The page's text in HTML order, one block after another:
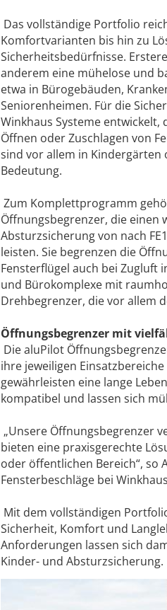
Das vollständige Portfolio
Komfortvarianten bis hin zu
Sicherheitsbedürfnisse.
anderem eine mühelose und
etwa in Bürogebäuden,
Seniorenheimen. Für die
Winkhaus Systeme
Öffnen oder Zuschlagen von
sind vor allem in Kindergärten
Bedeutung.
Zum Komplettprogramm
Öffnungsbegrenzer, die einen
Absturzsicherung von nach
leisten. Sie begrenzen die
Fensterflügel auch bei Zugluft
und Bürokomplexe mit
Drehbegrenzer, die vor allem
Öffnungsbegrenzer mit
Die aluPilot
ihre jeweiligen
gewährleisten eine lange
kompatibel und lassen sich
„Unsere Öffnungsbegrenzer
bieten eine praxisgerechte
oder öffentlichen Bereich“, so
Fensterbeschläge bei
Mit dem vollständigen
Sicherheit, Komfort und
Anforderungen lassen sich
Kinder- und Absturzsicherung.